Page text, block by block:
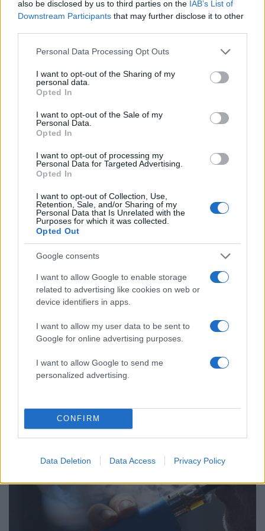
also be disclosed by us to third parties on the IAB’s List of
Downstream Participants that may further disclose it to other
Please note that this website/app uses one or more Google
not limited to your visit or usage behaviour. You may click to
grant or deny consent to Google and its third-party tags to
use your data for below specified purposes in below Google
consent section.
Personal Data Processing Opt Outs
I want to opt-out of the Sharing of my
personal data.
Opted In
I want to opt-out of the Sale of my
Personal Data.
Opted In
I want to opt-out of processing my
Personal Data for Targeted Advertising.
Opted In
I want to opt-out of Collection, Use,
Retention, Sale, and/or Sharing of my
Personal Data that Is Unrelated with the
Purposes for which it was collected.
Opted Out
Google consents
I want to allow Google to enable storage
related to advertising like cookies on web or
device identifiers in apps.
I want to allow my user data to be sent to
Google for online advertising purposes.
I want to allow Google to send me
personalized advertising.
CONFIRM
Data Deletion Data Access Privacy Policy
14:3931.05.23
Απρόσκοπτη πρόσβαση έχουν οι έφηβοι σε
ηλεκτρονικά τσιγάρα και ναργιλέδες
09:52 13.02.23
«Σοβαρός κίνδυνος» κορονοϊού και για όσους